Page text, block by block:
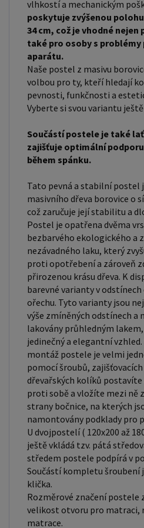
polštáře, chrániče, toppery
Rozměry postele: Rozměry
pro pohodlí a funkčnost
měla být taková, abyste
lehat. Rozměry postele
vzhled a funkčnost vaší
naleznete i postele
pohyblivostí. Rozměry
90x200 cm jsou obecně
pro jednotlivce a najdou
studentském pokoji, pokoji
pokojích. Námi nabízené
matrací, nočními stolky,
prostorem. Postele o
140x200 cm jsou
jednolůžka. Tento rozměr
jednotlivce, kteří hledají
standardní jednolůžko
160x200 cm a 180x200 cm
standardní pro
nákupem postele se
místa ve své ložnici. Materiál postele: Masiv
borovice je typ dřeva, který je
pevností a dlouhou
se řadí mezi měkké dřeviny.
než masivní smrk, ale lépe
Borovicové dřevo vyniká
okouzlující kresbou. Má
obsahu jádra místy
hnědého nebo
materiál je často používán
vlhkostí a mechanickým
poskytuje zvýšenou
34 cm, což je vhodné nejen
také pro osoby s problémy
aparátu.
Naše postel z masivu
volbou pro ty, kteří hledají
pevnosti, funkčnosti a
Vyberte si svou variantu
Součástí postele je také
zajišťuje optimální
během spánku.
Tato pevná a stabilní postel
masivního dřeva borovice o
což zaručuje její stabilitu a
Postel je opatřena dvěma
bezbarvého ekologického a
nezávadného laku, který
proti opotřebení a zároveň
přirozenou krásu dřeva. K
barevné varianty v odstínech
ořechu. Tyto varianty jsou
výše zmíněných odstínech a
lakovány průhledným
jedinečný a elegantní
montáž postele je velmi
pomocí šroubů,
dřevařských kolíků postavíte
proti sobě a vložíte mezi ně
strany bočnice, na kterých
namontovány podklady pro
U dvojpostelí ( 120x200 až
ještě vkládá tzv. pátá
středem postele podpírá v
Součástí kompletu šroubení
klička.
Rozměrové značení postele
velikost otvoru pro matraci,
matrace.